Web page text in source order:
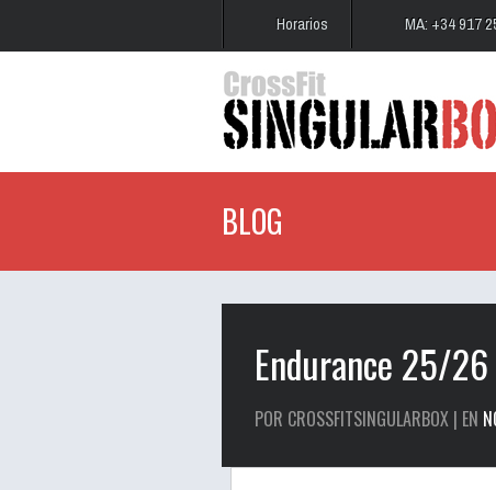
Horarios MA: +34 917
BLOG
Endurance 25/
POR CROSSFITSINGULARBOX | EN